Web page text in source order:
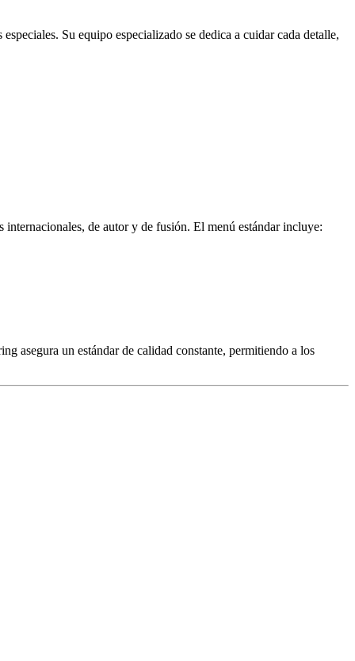
Su equipo especializado se dedica a cuidar cada detalle,
de autor y de fusión. El menú estándar incluye:
asegura un estándar de calidad constante, permitiendo a los